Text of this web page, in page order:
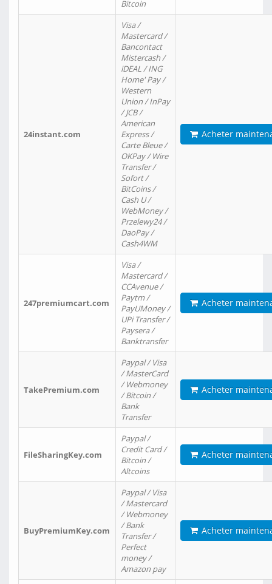
Bitcoin
24instant.com
Visa /
Mastercard /
Bancontact
Mistercash /
iDEAL / ING
Home' Pay /
Western
Union / InPay
/ JCB /
American
Express /
Carte Bleue /
OKPay / Wire
Transfer /
Sofort /
BitCoins /
Cash U /
WebMoney /
Przelewy24 /
DaoPay /
Cash4WM
Acheter
247premiumcart.com
Visa /
Mastercard /
CCAvenue /
Paytm /
PayUMoney /
UPi Transfer /
Paysera /
Banktransfer
Acheter
TakePremium.com
Paypal / Visa
/ MasterCard
/ Webmoney
/ Bitcoin /
Bank
Transfer
Acheter
FileSharingKey.com
Paypal /
Credit Card /
Bitcoin /
Altcoins
Acheter
BuyPremiumKey.com
Paypal / Visa
/ Mastercard
/ Webmoney
/ Bank
Transfer /
Perfect
money /
Amazon pay
Acheter